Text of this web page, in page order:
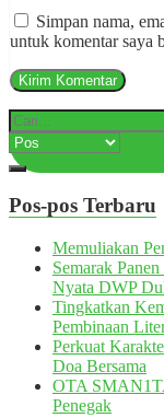
Simpan nama,
untuk komentar saya
Pos-pos Terbaru
Memuliakan
Semarak
Nyata DWP
Tingkatkan
Pembinaan
Perkuat
Doa Bersama
OTA
Penegak